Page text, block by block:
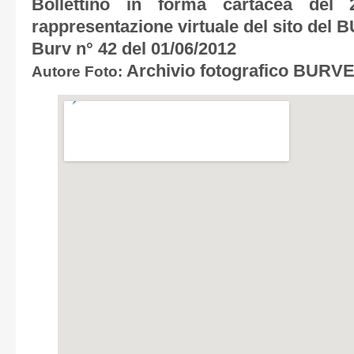
Bollettino in forma cartacea del
rappresentazione virtuale del sito del
Burv n° 42 del 01/06/2012
Autore Foto: Archivio fotografico